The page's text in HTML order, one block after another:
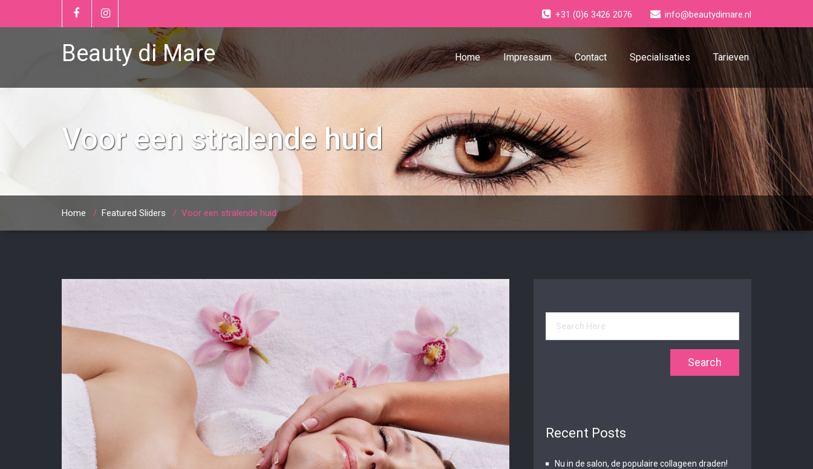
+31 (0)6 3426 2076 info@beautydimare.nl
Beauty di Mare Home Impressum Contact Specialisaties Tarieven
Voor een stralende huid
Home / Featured Sliders / Voor een stralende huid
Recent Posts
Nu in de salon, de populaire collageen draden!